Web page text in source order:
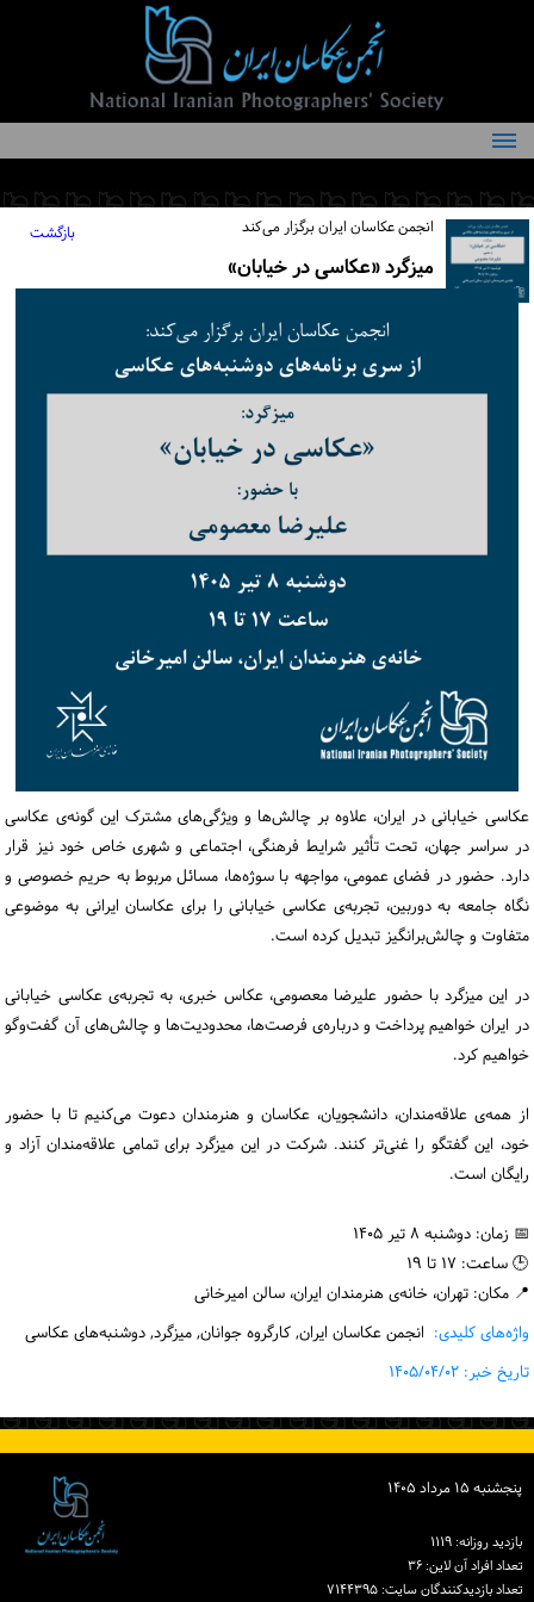
درباره انجمن
کمیته‌های انجمن
اعضاء انجمن
اخبار
فعالیت‌های انجمن
تماس با ما
ورود / ثبت‌نام
خرید کتاب
بازگشت انجمن عکاسان ایران برگزار می‌کند
میزگرد «عکاسی در خیابان»
عکاسی خیابانی در ایران، علاوه بر چالش‌ها و ویژگی‌های مشترک این گونه‌ی عکاسی
در سراسر جهان، تحت تأثیر شرایط فرهنگی، اجتماعی و شهری خاص خود نیز قرار
دارد. حضور در فضای عمومی، مواجهه با سوژه‌ها، مسائل مربوط به حریم خصوصی و
نگاه جامعه به دوربین، تجربه‌ی عکاسی خیابانی را برای عکاسان ایرانی به موضوعی
متفاوت و چالش‌برانگیز تبدیل کرده است.
در این میزگرد با حضور علیرضا معصومی، عکاس خبری، به تجربه‌ی عکاسی خیابانی
در ایران خواهیم پرداخت و درباره‌ی فرصت‌ها، محدودیت‌ها و چالش‌های آن گفت‌وگو
خواهیم کرد.
از همه‌ی علاقه‌مندان، دانشجویان، عکاسان و هنرمندان دعوت می‌کنیم تا با حضور
خود، این گفتگو را غنی‌تر کنند. شرکت در این میزگرد برای تمامی علاقه‌مندان آزاد و
رایگان است.
📅 زمان: دوشنبه ۸ تیر ۱۴۰۵
🕒 ساعت: ۱۷ تا ۱۹
📍 مکان: تهران، خانه‌ی هنرمندان ایران، سالن امیرخانی
واژه‌های کلیدی: انجمن عکاسان ایران, کارگروه جوانان, میزگرد, دوشنبه‌های عکاسی
تاریخ خبر: ۱۴۰۵/۰۴/۰۲
پنجشنبه ۱۵ مرداد ۱۴۰۵
بازدید روزانه: ۱۱۱۹
تعداد افراد آن لاین: ۳۶
تعداد بازدیدكنندگان سایت: ۷۱۴۴۳۹۵